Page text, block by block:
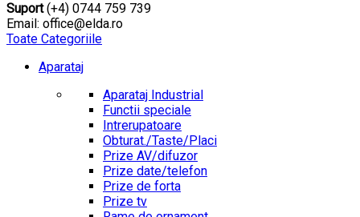
Suport(+4) 0744 759 739
Email: office@elda.ro
Toate Categoriile
Aparataj
Aparataj Industrial
Functii speciale
Intrerupatoare
Obturat./Taste/Placi
Prize AV/difuzor
Prize date/telefon
Prize de forta
Prize tv